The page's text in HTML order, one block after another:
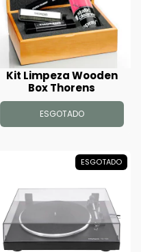
Kit Limpeza Wooden
Box Thorens
ESGOTADO
ESGOTADO